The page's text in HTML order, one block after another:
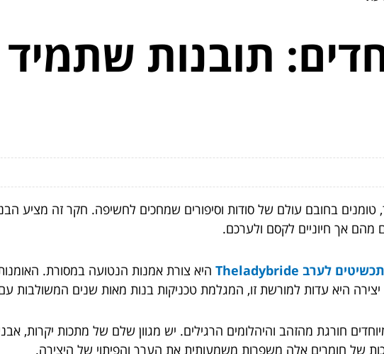
תובנות
טומנים בחובם עולם של סודות וסיפורים שמחכים לחשיפה. חקר זה מציע
מהם אך חיוניים לקסם ולערכם.
תכשיטים לערב Theladybride
היא צורת אמנות הנטועה במסורת.
היא עדות למורשת זו, המגלמת טכניקות בנות מאות שנים המשולבות עם
חורגת מהזהב והיהלומים הרגילים. יש מגוון שלם של מתכות יקרות,
של חומרים אלה משפרות משמעותית את הערך והפיתוי של היצירה.